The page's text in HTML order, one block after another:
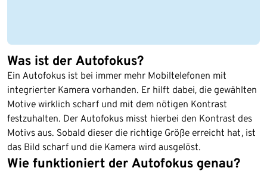
Was ist der Autofokus?
Ein Autofokus ist bei immer mehr Mobiltelefonen mit
integrierter Kamera vorhanden. Er hilft dabei, die gewählten
Motive wirklich scharf und mit dem nötigen Kontrast
festzuhalten. Der Autofokus misst hierbei den Kontrast des
Motivs aus. Sobald dieser die richtige Größe erreicht hat, ist
das Bild scharf und die Kamera wird ausgelöst.
Wie funktioniert der Autofokus genau?